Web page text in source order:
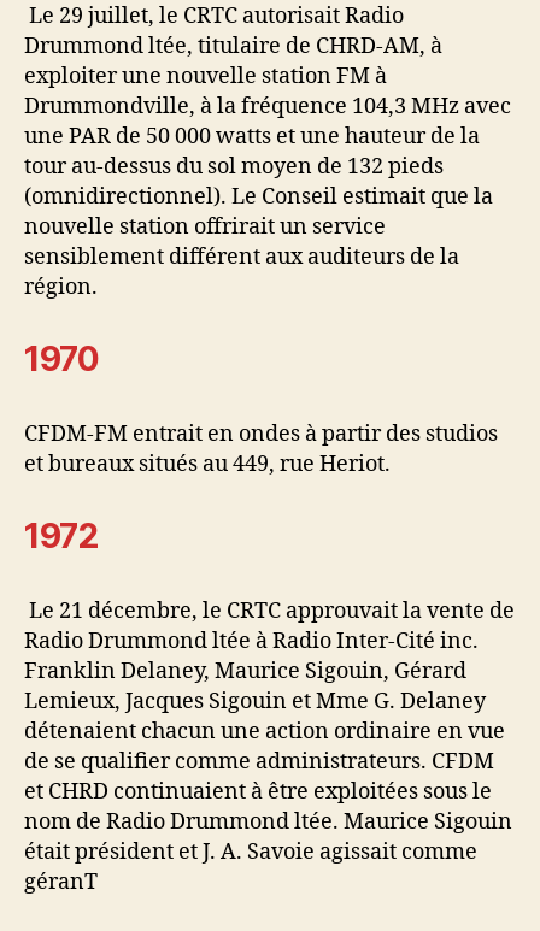
Le 29 juillet, le CRTC autorisait Radio
Drummond ltée, titulaire de CHRD-AM, à
exploiter une nouvelle station FM à
Drummondville, à la fréquence 104,3 MHz avec
une PAR de 50 000 watts et une hauteur de la
tour au-dessus du sol moyen de 132 pieds
(omnidirectionnel). Le Conseil estimait que la
nouvelle station offrirait un service
sensiblement différent aux auditeurs de la
région.
1970
CFDM-FM entrait en ondes à partir des studios
et bureaux situés au 449, rue Heriot.
1972
Le 21 décembre, le CRTC approuvait la vente de
Radio Drummond ltée à Radio Inter-Cité inc.
Franklin Delaney, Maurice Sigouin, Gérard
Lemieux, Jacques Sigouin et Mme G. Delaney
détenaient chacun une action ordinaire en vue
de se qualifier comme administrateurs. CFDM
et CHRD continuaient à être exploitées sous le
nom de Radio Drummond ltée. Maurice Sigouin
était président et J. A. Savoie agissait comme
géranT